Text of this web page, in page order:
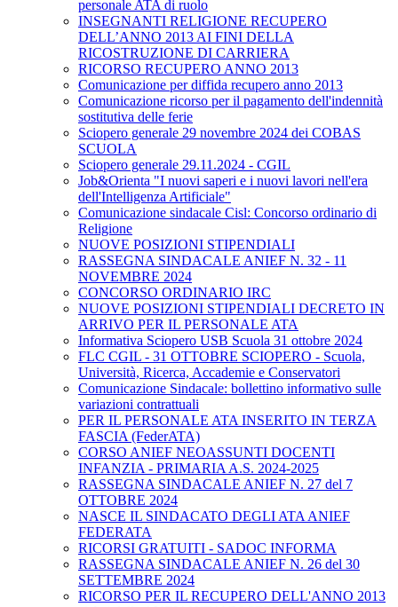
personale ATA di ruolo
INSEGNANTI RELIGIONE RECUPERO
DELL’ANNO 2013 AI FINI DELLA
RICOSTRUZIONE DI CARRIERA
RICORSO RECUPERO ANNO 2013
Comunicazione per diffida recupero anno 2013
Comunicazione ricorso per il pagamento dell'indennità
sostitutiva delle ferie
Sciopero generale 29 novembre 2024 dei COBAS
SCUOLA
Sciopero generale 29.11.2024 - CGIL
Job&Orienta "I nuovi saperi e i nuovi lavori nell'era
dell'Intelligenza Artificiale"
Comunicazione sindacale Cisl: Concorso ordinario di
Religione
NUOVE POSIZIONI STIPENDIALI
RASSEGNA SINDACALE ANIEF N. 32 - 11
NOVEMBRE 2024
CONCORSO ORDINARIO IRC
NUOVE POSIZIONI STIPENDIALI DECRETO IN
ARRIVO PER IL PERSONALE ATA
Informativa Sciopero USB Scuola 31 ottobre 2024
FLC CGIL - 31 OTTOBRE SCIOPERO - Scuola,
Università, Ricerca, Accademie e Conservatori
Comunicazione Sindacale: bollettino informativo sulle
variazioni contrattuali
PER IL PERSONALE ATA INSERITO IN TERZA
FASCIA (FederATA)
CORSO ANIEF NEOASSUNTI DOCENTI
INFANZIA - PRIMARIA A.S. 2024-2025
RASSEGNA SINDACALE ANIEF N. 27 del 7
OTTOBRE 2024
NASCE IL SINDACATO DEGLI ATA ANIEF
FEDERATA
RICORSI GRATUITI - SADOC INFORMA
RASSEGNA SINDACALE ANIEF N. 26 del 30
SETTEMBRE 2024
RICORSO PER IL RECUPERO DELL'ANNO 2013